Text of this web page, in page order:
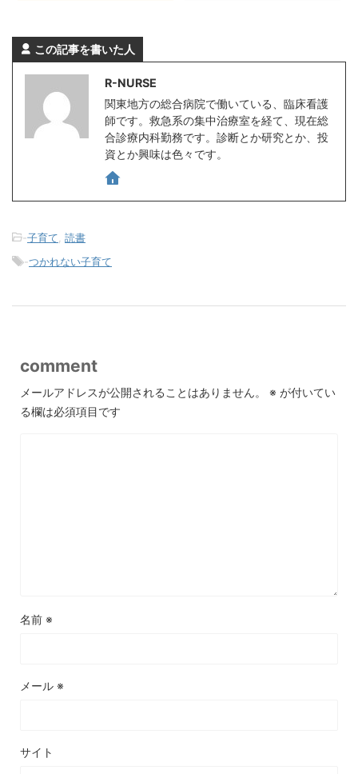
この記事を書いた人
R-NURSE
関東地方の総合病院で働いている、臨床看護
師です。救急系の集中治療室を経て、現在総
合診療内科勤務です。診断とか研究とか、投
資とか興味は色々です。
-子育て 読書
-つかれない子育て
comment
メールアドレスが公開されることはありません。 ※ が付いてい
る欄は必須項目です
名前 ※
メール ※
サイト